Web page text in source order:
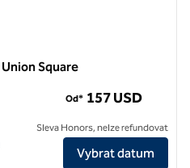
Union Square
San Francisco Union Square
Od* 157 USD
Sleva Honors, nelze refundovat
Vybrat datum